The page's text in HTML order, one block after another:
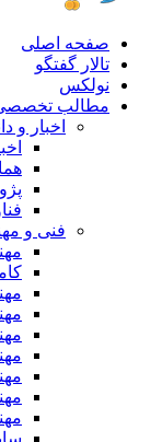
صفحه اصلی
تالار گفتگو
نولکس
مطالب تخصصی
اخبار و
اخبار
همایش
فنی و
سایر